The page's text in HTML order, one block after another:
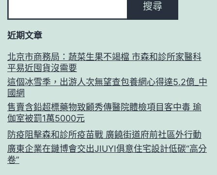
搜尋
近期文章
北京市商務局：蔬菜生果不竭檔 市森和診所家醫科
平易近囤貨沒需要
這個冰雪季，出游人次無望查包養網心得達5.2億_中
國網
售賣含鉛超標藥物致顧秀傳醫院體檢項目客中毒 瑜
伽室被罰1萬5000元
防疫阻擊森和診所疫苗戰 廣饒街道府前社區外行動
廣東企業在鏈博會交出JIUYI俱意住宅設計低碳“高分
卷”